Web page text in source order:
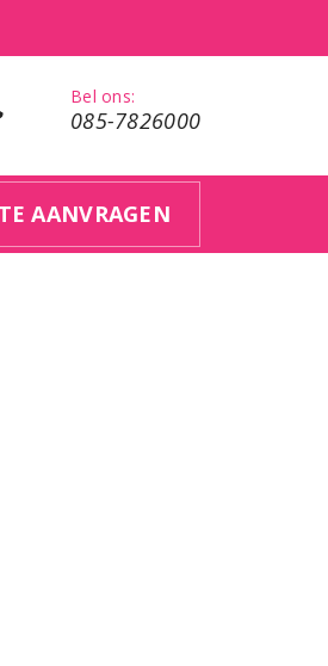
Bel ons:
085-7826000
AANVRAGEN